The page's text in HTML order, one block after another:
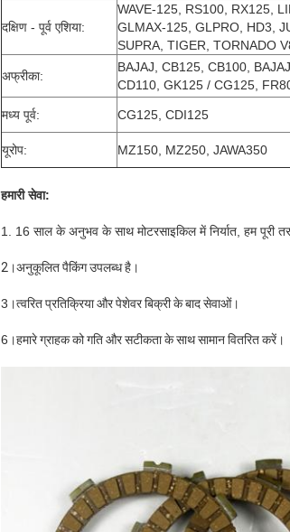
दक्षिण - पूर्व एशिया:
WAVE-125, RS100, RX125,
GLMAX-125, GLPRO, HD3,
SUPRA, TIGER, TORNADO
अफ्रीका:
BAJAJ, CB125, CB100,
CD110, GK125 / CG125,
मध्य पूर्व: CG125, CDI125
यूरोप: MZ150, MZ250, JAWA350
हमारी सेवा:
1. 16 साल के अनुभव के साथ मोटरसाइकिल में निर्यात, हम पूरी
2 ।अनुकूलित पैकिंग उपलब्ध है।
3।त्वरित प्रतिक्रिया और पेशेवर बिक्री के बाद सेवाओं।
6।हमारे ग्राहक को गति और सटीकता के साथ सामान वितरित करें।